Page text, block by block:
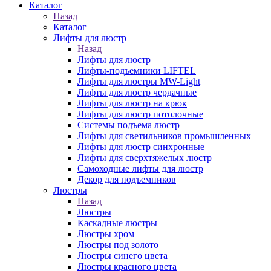
Каталог
Назад
Каталог
Лифты для люстр
Назад
Лифты для люстр
Лифты-подъемники LIFTEL
Лифты для люстры MW-Light
Лифты для люстр чердачные
Лифты для люстр на крюк
Лифты для люстр потолочные
Системы подъема люстр
Лифты для светильников промышленных
Лифты для люстр синхронные
Лифты для сверхтяжелых люстр
Самоходные лифты для люстр
Декор для подъемников
Люстры
Назад
Люстры
Каскадные люстры
Люстры хром
Люстры под золото
Люстры синего цвета
Люстры красного цвета